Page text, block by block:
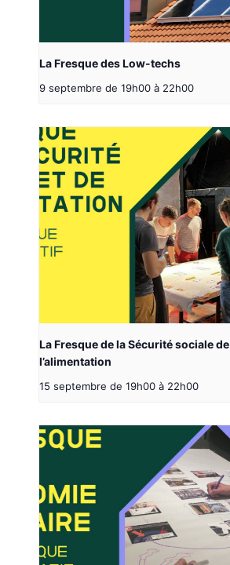
La Fresque des Low-techs
9 septembre de 19h00 à 22h00
La Fresque de la Sécurité sociale de
l’alimentation
15 septembre de 19h00 à 22h00